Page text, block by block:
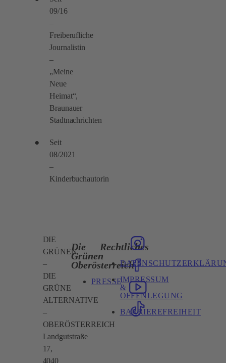
09/16
–
Freiberufliche
Journalistin
–
„Meine
Neue
Heimat“,
Braunauer
Stadtnachrichten
Seit
08/2021
–
Kinderbuchautorin
DIE
GRÜNEN
–
DIE
GRÜNE
ALTERNATIVE
–
OBERÖSTERREICH
Landgutstraße
17,
4040
Die
Grünen
Oberösterreich
PRESSE
Rechtliches
IMPRESSUM
&
OFFENLEGUNG
BARRIEREFREIHEIT